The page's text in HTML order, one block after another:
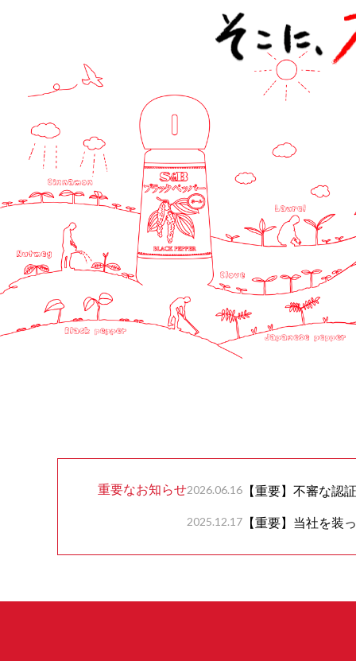
重要なお知らせ2026.06.16 【重要】不審な認
2025.12.17 【重要】当社を装